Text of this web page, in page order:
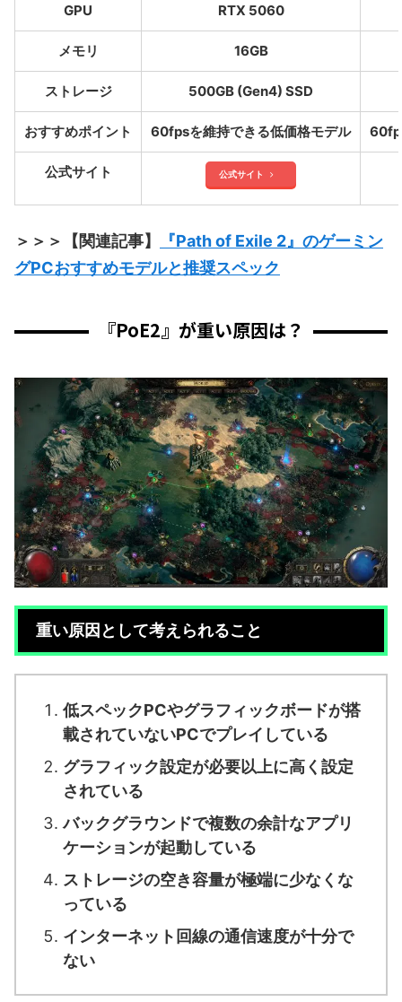
GPU RTX 5060
メモリ 16GB
ストレージ 500GB (Gen4) SSD
おすすめポイント 60fpsを維持できる低価格モデル
公式サイト 公式サイト
＞＞＞【関連記事】
『Path of Exile 2』のゲーミン
グPCおすすめモデルと推奨スペック
『PoE2』が重い原因は？
重い原因として考えられること
低スペックPCやグラフィックボードが搭
載されていないPCでプレイしている
グラフィック設定が必要以上に高く設定
されている
バックグラウンドで複数の余計なアプリ
ケーションが起動している
ストレージの空き容量が極端に少なくな
っている
インターネット回線の通信速度が十分で
ない